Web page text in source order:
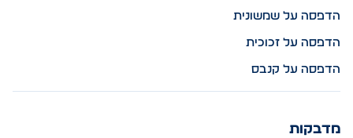
הדפסה על שמשונית
הדפסה על זכוכית
הדפסה על קנבס
מדבקות